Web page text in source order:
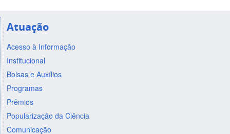
Atuação
Acesso à Informação
Institucional
Bolsas e Auxílios
Programas
Prêmios
Popularização da Ciência
Comunicação